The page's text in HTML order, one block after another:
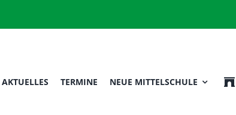
AKTUELLES TERMINE NEUE MITTELSCHULE